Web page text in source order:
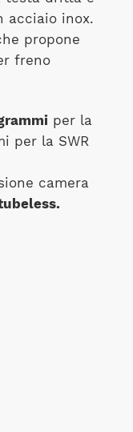
acciaio inox.
propone
freno
per la
per la SWR
camera